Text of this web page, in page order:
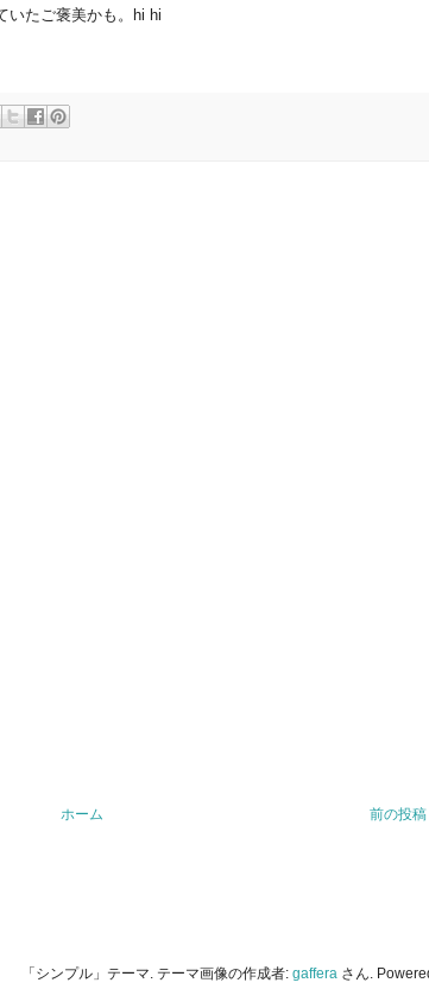
いたご褒美かも。hi hi
前の投稿
ホーム
「シンプル」テーマ. テーマ画像の作成者: gaffera さん.